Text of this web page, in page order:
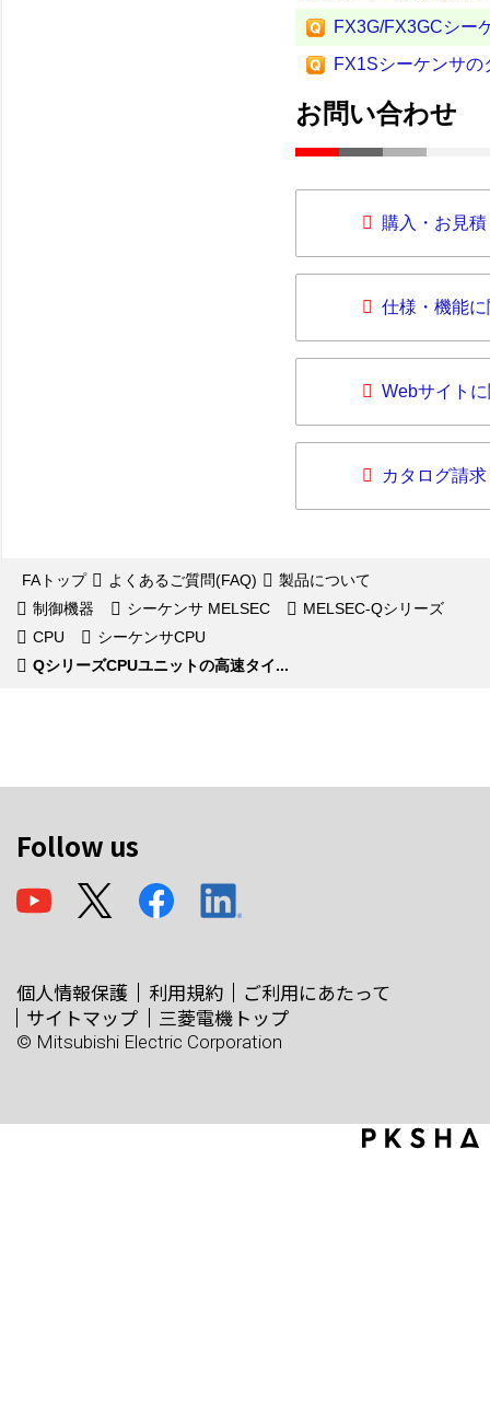
FX3G/FX3GCシー
FX1Sシーケンサ
お問い合わせ
購入・お見
仕様・機能
Webサイト
カタログ請求
FAトップ よくあるご質問(FAQ)
製品について
制御機器
シーケンサ MELSEC
MELSEC-Qシリーズ
CPU
シーケンサCPU
QシリーズCPUユニットの高速タイ...
Follow us
個人情報保護 利用規約
ご利用にあたって
サイトマップ
三菱電機トップ
© Mitsubishi Electric Corporation